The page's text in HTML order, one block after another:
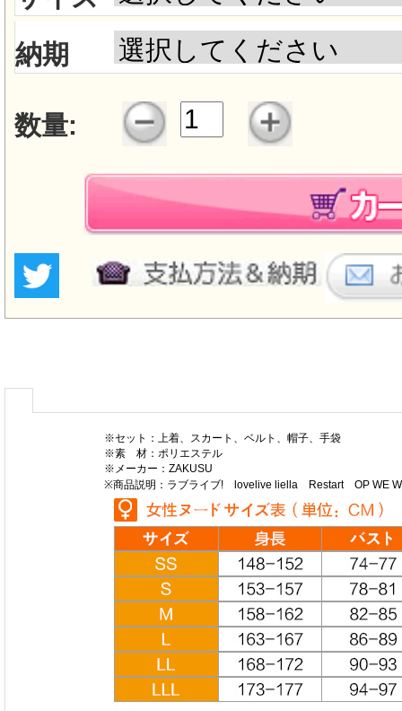
納期
数量:
※セット：上着、スカート、ベルト、帽子、手袋
※素 材：ポリエステル
※メーカー：ZAKUSU
※商品説明：ラブライブ! lovelive liella Restart OP WE